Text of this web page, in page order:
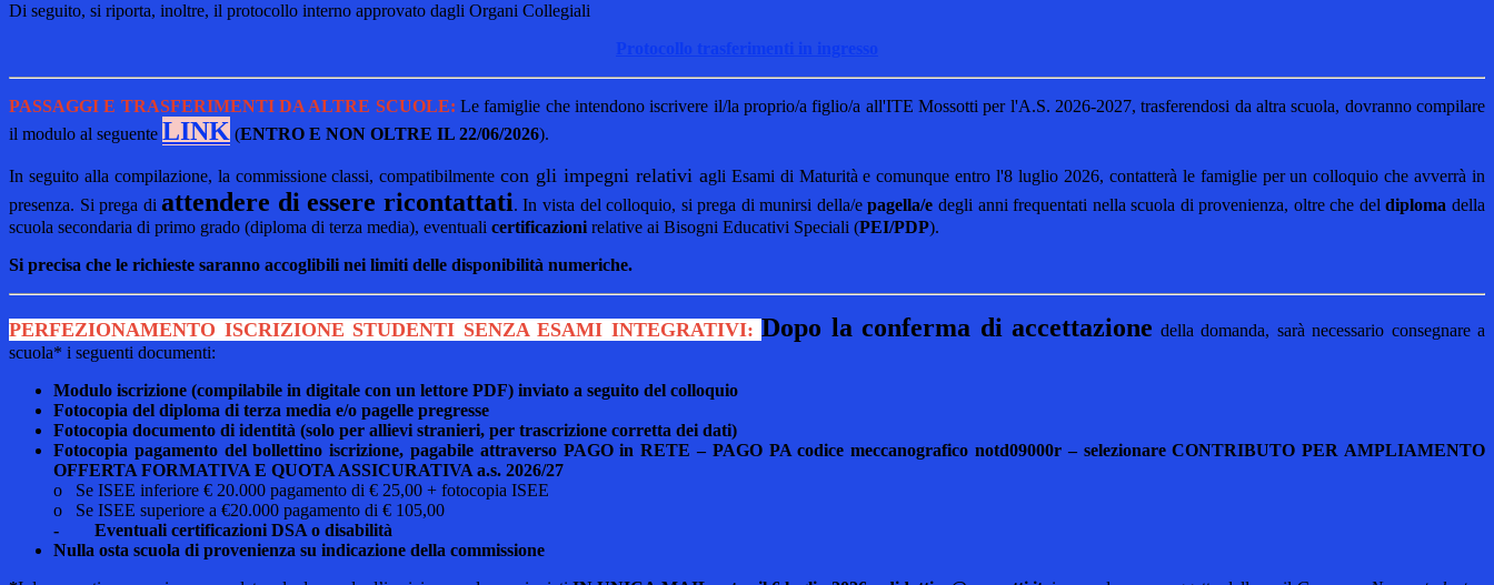
Di seguito, si riporta, inoltre, il protocollo interno approvato dagli Organi Collegiali
Protocollo trasferimenti in ingresso
PASSAGGI E TRASFERIMENTI DA ALTRE SCUOLE: Le famiglie che intendono iscrivere il/la proprio/a figlio/a all'ITE Mossotti per l'A.S. 2026-2027, trasferendosi da altra scuola, dovranno compilare
il modulo al seguente LINK (ENTRO E NON OLTRE IL 22/06/2026).
In seguito alla compilazione, la commissione classi, compatibilmentecon gli impegni relativi agli Esami di Maturità e comunque entro l'8 luglio 2026, contatterà le famiglie per un colloquio che avverrà in
presenza. Si prega diattendere di essere ricontattati. In vista del colloquio, si prega di munirsi della/epagella/e degli anni frequentati nella scuola di provenienza, oltre che deldiploma della
scuola secondaria di primo grado (diploma di terza media), eventuali certificazioni relative ai Bisogni Educativi Speciali (PEI/PDP).
Si precisa che le richieste saranno accoglibili nei limiti delle disponibilità numeriche.
PERFEZIONAMENTO ISCRIZIONE STUDENTI SENZA ESAMI INTEGRATIVI: Dopo la conferma di accettazione della domanda, sarà necessario consegnare a
scuola* i seguenti documenti:
Modulo iscrizione (compilabile in digitale con un lettore PDF) inviato a seguito del colloquio
Fotocopia del diploma di terza media e/o pagelle pregresse
Fotocopia documento di identità (solo per allievi stranieri, per trascrizione corretta dei dati)
Fotocopia pagamento del bollettino iscrizione, pagabile attraverso PAGO in RETE – PAGO PA codice meccanografico notd09000r – selezionare CONTRIBUTO PER AMPLIAMENTO
OFFERTA FORMATIVA E QUOTA ASSICURATIVA a.s. 2026/27
o Se ISEE inferiore € 20.000 pagamento di € 25,00 + fotocopia ISEE
o Se ISEE superiore a €20.000 pagamento di € 105,00
- Eventuali certificazioni DSA o disabilità
Nulla osta scuola di provenienza su indicazione della commissione